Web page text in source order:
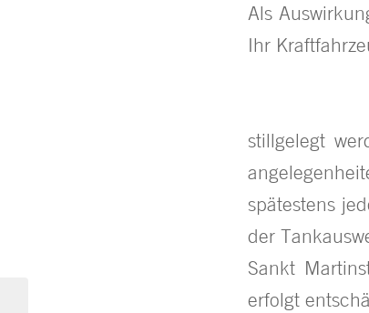
Als
Ihr
stillgelegt
spätestens
der
Sankt
erfolgt